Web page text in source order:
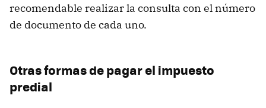
recomendable realizar la consulta con el número
de documento de cada uno.
Otras formas de pagar el impuesto
predial